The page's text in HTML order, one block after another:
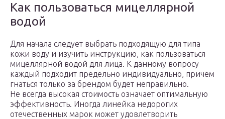
Как пользоваться мицеллярной
водой
Для начала следует выбрать подходящую для типа
кожи воду и изучить инструкцию, как пользоваться
мицеллярной водой для лица. К данному вопросу
каждый подходит предельно индивидуально, причем
гнаться только за брендом будет неправильно.
Не всегда высокая стоимость означает оптимальную
эффективность. Иногда линейка недорогих
отечественных марок может удовлетворить